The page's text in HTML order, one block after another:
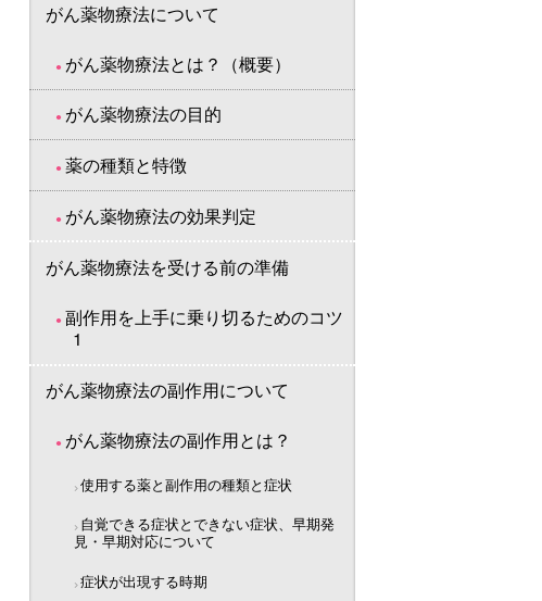
がん薬物療法について
がん薬物療法とは？（概要）
がん薬物療法の目的
薬の種類と特徴
がん薬物療法の効果判定
がん薬物療法を受ける前の準備
副作用を上手に乗り切るためのコツ
1
がん薬物療法の副作用について
がん薬物療法の副作用とは？
使用する薬と副作用の種類と症状
自覚できる症状とできない症状、早期発
見・早期対応について
症状が出現する時期